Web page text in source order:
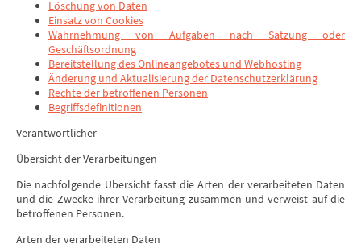
Löschung von Daten
Einsatz von Cookies
Wahrnehmung von Aufgaben nach Satzung oder
Geschäftsordnung
Bereitstellung des Onlineangebotes und Webhosting
Änderung und Aktualisierung der Datenschutzerklärung
Rechte der betroffenen Personen
Begriffsdefinitionen
Verantwortlicher
Übersicht der Verarbeitungen
Die nachfolgende Übersicht fasst die Arten der verarbeiteten Daten
und die Zwecke ihrer Verarbeitung zusammen und verweist auf die
betroffenen Personen.
Arten der verarbeiteten Daten